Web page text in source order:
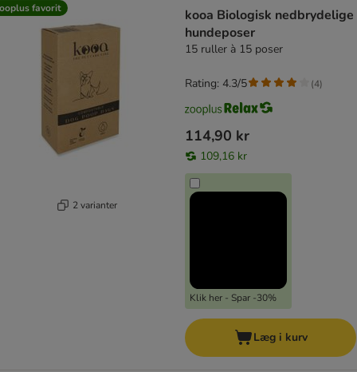
favorit
2 varianter
kooa Biologisk nedbrydelige
hundeposer
15 ruller à 15 poser
114,90 kr
109,16 kr
Klik her - Spar -30%
Rating: 4.3/5 (4)
Læg i kurv